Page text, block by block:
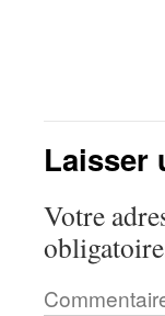
Laisser
Votre